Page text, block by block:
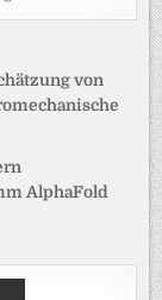
von
AlphaFold